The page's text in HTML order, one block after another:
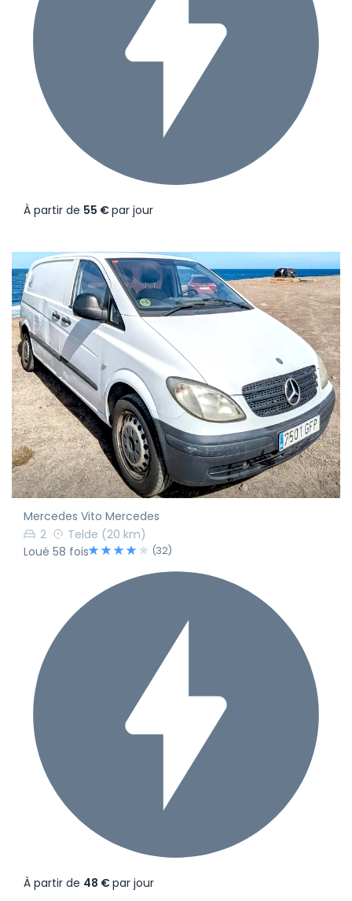
À partir de 55 €par jour
Mercedes Vito Mercedes
2
Telde (20 km)
Loué 58 fois
(32)
À partir de 48 €par jour